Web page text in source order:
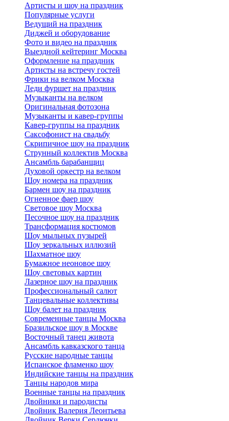
Артисты и шоу на праздник
Популярные услуги
Ведущий на праздник
Диджей и оборудование
Фото и видео на праздник
Выездной кейтеринг Москва
Оформление на праздник
Артисты на встречу гостей
Фрики на велком Москва
Леди фуршет на праздник
Музыканты на велком
Оригинальная фотозона
Музыканты и кавер-группы
Кавер-группы на праздник
Саксофонист на свадьбу
Скрипичное шоу на праздник
Струнный коллектив Москва
Ансамбль барабанщиц
Духовой оркестр на велком
Шоу номера на праздник
Бармен шоу на праздник
Огненное фаер шоу
Световое шоу Москва
Песочное шоу на праздник
Трансформация костюмов
Шоу мыльных пузырей
Шоу зеркальных иллюзий
Шахматное шоу
Бумажное неоновое шоу
Шоу световых картин
Лазерное шоу на праздник
Профессиональный салют
Танцевальные коллективы
Шоу балет на праздник
Современные танцы Москва
Бразильское шоу в Москве
Восточный танец живота
Ансамбль кавказского танца
Русские народные танцы
Испанское фламенко шоу
Индийские танцы на праздник
Танцы народов мира
Военные танцы на праздник
Двойники и пародисты
Двойник Валерия Леонтьева